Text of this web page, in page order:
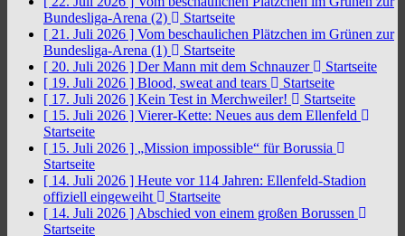
Bundesliga-Arena (2)
Startseite
[ 21. Juli 2026 ] Vom beschaulichen Plätzchen im Grünen zur
Bundesliga-Arena (1)
Startseite
[ 20. Juli 2026 ] Der Mann mit dem Schnauzer
Startseite
[ 19. Juli 2026 ] Blood, sweat and tears
Startseite
[ 17. Juli 2026 ] Kein Test in Merchweiler!
Startseite
[ 15. Juli 2026 ] Vierer-Kette: Neues aus dem Ellenfeld
Startseite
[ 15. Juli 2026 ] „Mission impossible“ für Borussia
Startseite
[ 14. Juli 2026 ] Heute vor 114 Jahren: Ellenfeld-Stadion
offiziell eingeweiht
Startseite
[ 14. Juli 2026 ] Abschied von einem großen Borussen
Startseite